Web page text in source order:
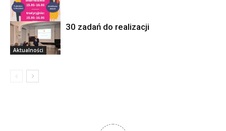
Aktualności
Aktualności
30 zadań do realizacji